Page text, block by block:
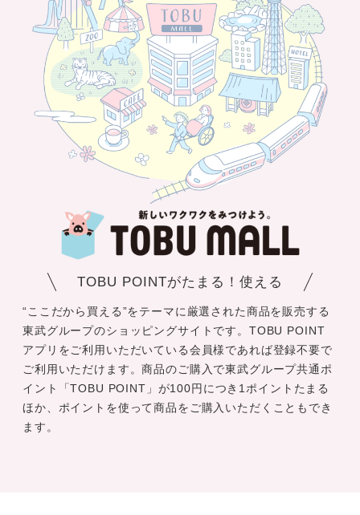
TOBU POINTがたまる！使える
“ここだから買える”をテーマに厳選された商品を販売する
東武グループのショッピングサイトです。TOBU POINT
アプリをご利用いただいている会員様であれば登録不要で
ご利用いただけます。商品のご購入で東武グループ共通ポ
イント「TOBU POINT」が100円につき1ポイントたまる
ほか、ポイントを使って商品をご購入いただくこともでき
ます。